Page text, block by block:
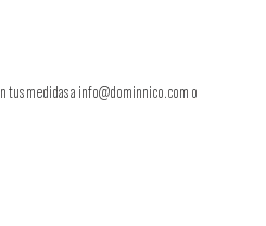
tus medidas a info@dominnico.com o